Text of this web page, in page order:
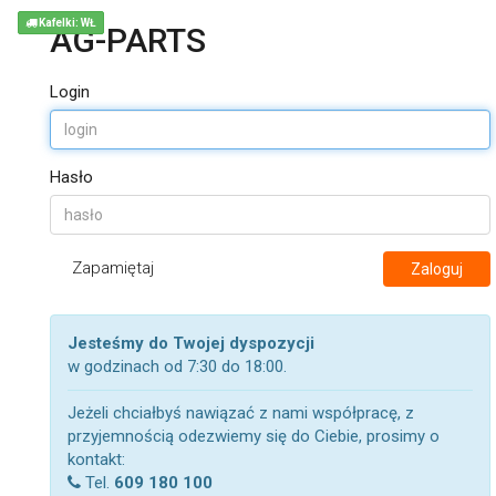
AG-PARTS
Login
Hasło
Zapamiętaj Zaloguj
Jesteśmy do Twojej dyspozycji
w godzinach od 7:30 do 18:00.
Jeżeli chciałbyś nawiązać z nami współpracę, z
przyjemnością odezwiemy się do Ciebie, prosimy o
kontakt:
Tel. 609 180 100
Kafelki: WŁ